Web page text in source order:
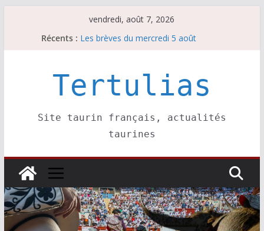
vendredi, août 7, 2026
Récents :
Les brèves du jeudi 6 août
Les brèves du mercredi 5 août
Escalafón 2026 – novilleros –
Tertulias
Site taurin français, actualités
taurines